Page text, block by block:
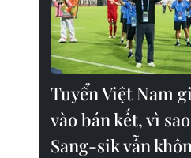
Tuyển Việt Nam
vào bán kết, vì
Sang-sik vẫn